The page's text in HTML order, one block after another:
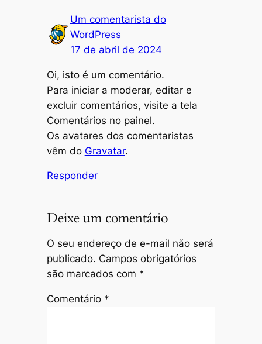
Um comentarista do
WordPress
17 de abril de 2024
Oi, isto é um comentário.
Para iniciar a moderar, editar e
excluir comentários, visite a tela
Comentários no painel.
Os avatares dos comentaristas
vêm do Gravatar.
Responder
Deixe um comentário
O seu endereço de e-mail não será
publicado. Campos obrigatórios
são marcados com *
Comentário *